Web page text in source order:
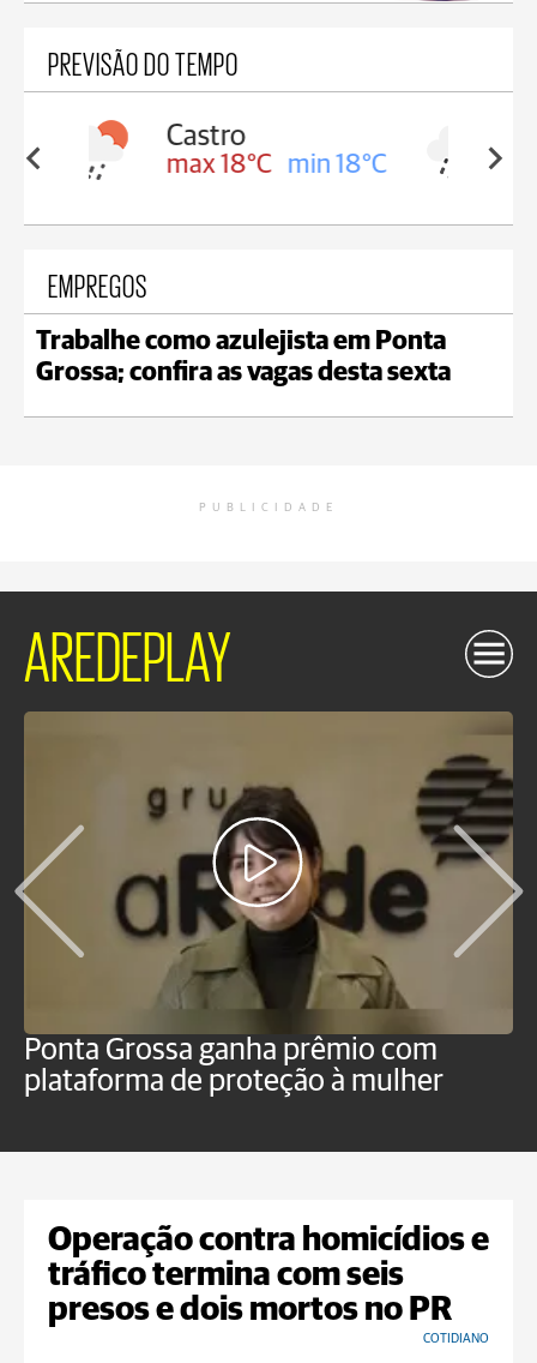
PREVISÃO DO TEMPO
18°C
Carambeí
max 18°C min 17°C
EMPREGOS
Trabalhe como azulejista em Ponta
Grossa; confira as vagas desta sexta
PUBLICIDADE
AREDEPLAY
Ponta Grossa ganha prêmio com
plataforma de proteção à mulher
Operação contra homicídios e
tráfico termina com seis
presos e dois mortos no PR
COTIDIANO